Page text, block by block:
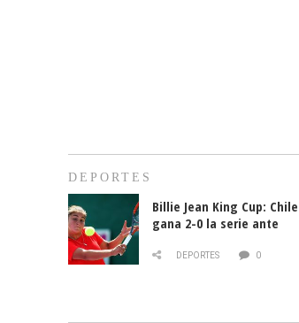
DEPORTES
Billie Jean King Cup: Chile
gana 2-0 la serie ante
DEPORTES 0